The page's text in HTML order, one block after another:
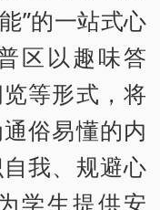
”的一站式心
区以趣味答
等形式，将
俗易懂的内
我、规避心
学生提供安